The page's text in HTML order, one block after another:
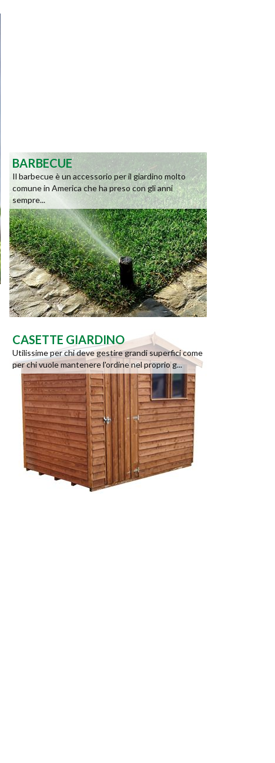
BARBECUE
Il barbecue è un accessorio per il giardino molto
comune in America che ha preso con gli anni
sempre...
CASETTE GIARDINO
Utilissime per chi deve gestire grandi superfici come
per chi vuole mantenere l'ordine nel proprio g...